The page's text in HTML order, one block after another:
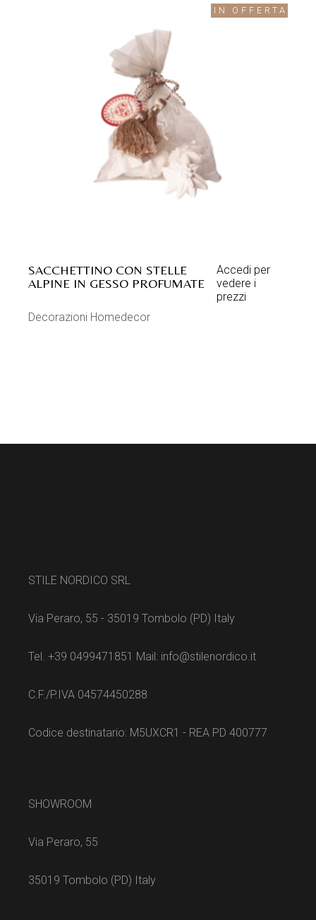
IN OFFERTA
SACCHETTINO CON STELLE
ALPINE IN GESSO PROFUMATE
Accedi per
vedere i
prezzi
Decorazioni Homedecor
STILE NORDICO SRL
Via Peraro, 55 - 35019 Tombolo (PD) Italy
Tel. +39 0499471851 Mail: info@stilenordico.it
C.F./P.IVA 04574450288
Codice destinatario: M5UXCR1 - REA PD 400777
SHOWROOM
Via Peraro, 55
35019 Tombolo (PD) Italy